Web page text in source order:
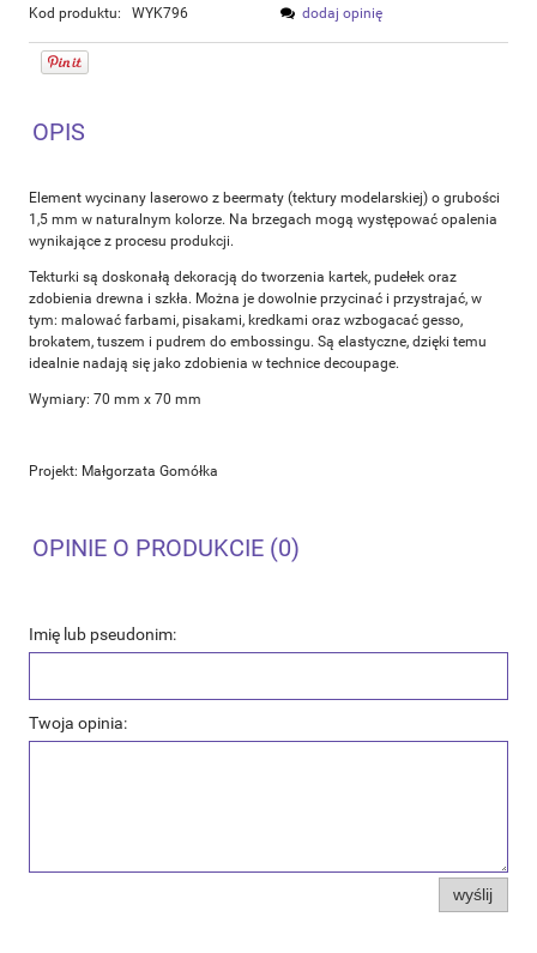
Kod produktu:
WYK796
dodaj opinię
OPIS
Element wycinany laserowo z beermaty (tektury modelarskiej) o grubości
1,5 mm w naturalnym kolorze. Na brzegach mogą występować opalenia
wynikające z procesu produkcji.
Tekturki są doskonałą dekoracją do tworzenia kartek, pudełek oraz
zdobienia drewna i szkła. Można je dowolnie przycinać i przystrajać, w
tym: malować farbami, pisakami, kredkami oraz wzbogacać gesso,
brokatem, tuszem i pudrem do embossingu. Są elastyczne, dzięki temu
idealnie nadają się jako zdobienia w technice decoupage.
Wymiary: 70 mm x 70 mm
Projekt: Małgorzata Gomółka
OPINIE O PRODUKCIE (0)
Imię lub pseudonim:
Twoja opinia:
wyślij